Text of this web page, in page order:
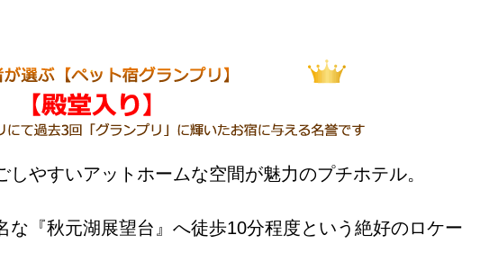
しやすいアットホームな空間が魅力のプチホテル。
な『秋元湖展望台』へ徒歩10分程度という絶好のロケー